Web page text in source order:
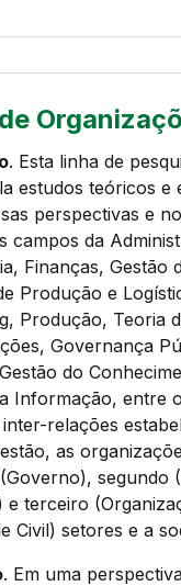
. Esta linha de
estudos teóricos e
perspectivas e
campos da
Finanças, Gestão
Produção e
Produção, Teoria
Governança
do
Informação, entre
relações
as
segundo
e terceiro
Civil) setores e a
. Em uma